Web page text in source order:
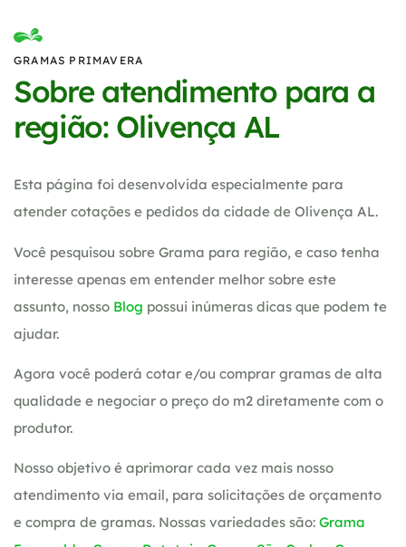
GRAMAS PRIMAVERA
Sobre atendimento para a
região: Olivença AL
Esta página foi desenvolvida especialmente para
atender cotações e pedidos da cidade de Olivença AL.
Você pesquisou sobre Grama para região, e caso tenha
interesse apenas em entender melhor sobre este
assunto, nosso Blog possui inúmeras dicas que podem te
ajudar.
Agora você poderá cotar e/ou comprar gramas de alta
qualidade e negociar o preço do m2 diretamente com o
produtor.
Nosso objetivo é aprimorar cada vez mais nosso
atendimento via email, para solicitações de orçamento
e compra de gramas. Nossas variedades são: Grama